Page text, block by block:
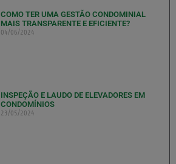
COMO TER UMA GESTÃO CONDOMINIAL
MAIS TRANSPARENTE E EFICIENTE?
04/06/2024
INSPEÇÃO E LAUDO DE ELEVADORES EM
CONDOMÍNIOS
23/05/2024